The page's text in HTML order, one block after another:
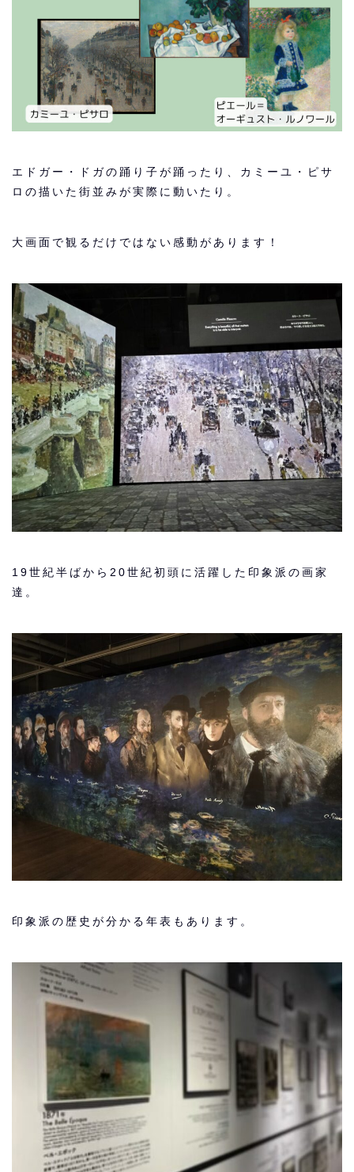
エドガー・ドガの踊り子が踊ったり、カミーユ・ピサ
ロの描いた街並みが実際に動いたり。
大画面で観るだけではない感動があります！
19世紀半ばから20世紀初頭に活躍した印象派の画家
達。
印象派の歴史が分かる年表もあります。